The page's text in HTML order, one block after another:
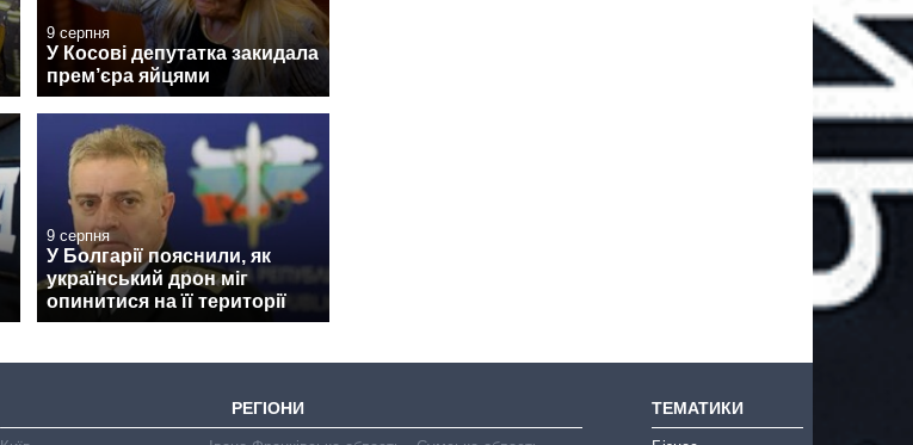
9 серпня
У Косові депутатка закидала
прем’єра яйцями
9 серпня
У Болгарії пояснили, як
український дрон міг
опинитися на її території
РЕГІОНИ ТЕМАТИКИ